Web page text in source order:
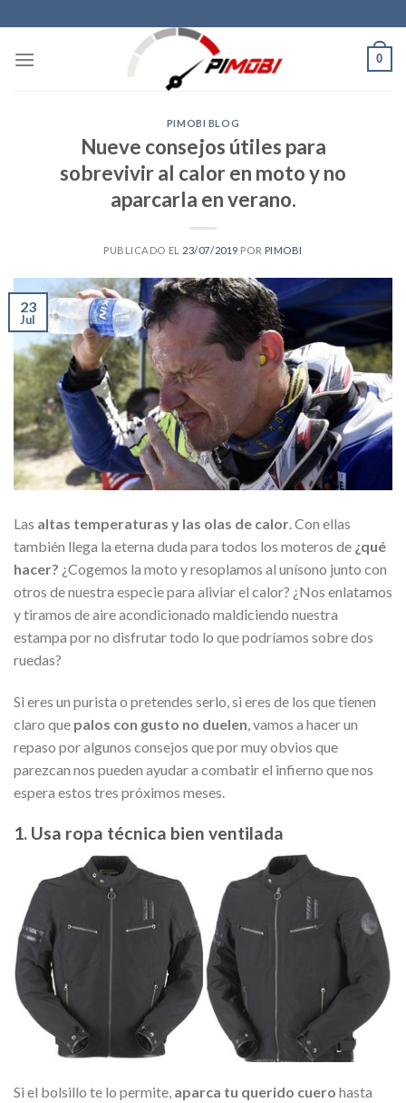
to
content
0
PIMOBI BLOG
Nueve consejos útiles para
sobrevivir al calor en moto y no
aparcarla en verano.
PUBLICADO EL 23/07/2019 POR PIMOBI
23
Jul
Las altas temperaturas y las olas de calor. Con ellas
también llega la eterna duda para todos los moteros de ¿qué
hacer? ¿Cogemos la moto y resoplamos al unísono junto con
otros de nuestra especie para aliviar el calor? ¿Nos enlatamos
y tiramos de aire acondicionado maldiciendo nuestra
estampa por no disfrutar todo lo que podríamos sobre dos
ruedas?
Si eres un purista o pretendes serlo, si eres de los que tienen
claro que palos con gusto no duelen , vamos a hacer un
repaso por algunos consejos que por muy obvios que
parezcan nos pueden ayudar a combatir el infierno que nos
espera estos tres próximos meses.
1. Usa ropa técnica bien ventilada
Si el bolsillo te lo permite, aparca tu querido cuero hasta